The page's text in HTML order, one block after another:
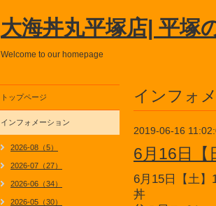
大海丼丸平塚店| 平塚
Welcome to our homepage
インフォ
2019-06-16
6月16日
6月15日【土
丼
トップページ
インフォメーション
2026-08（5）
2026-07（27）
2026-06（34）
2026-05（30）